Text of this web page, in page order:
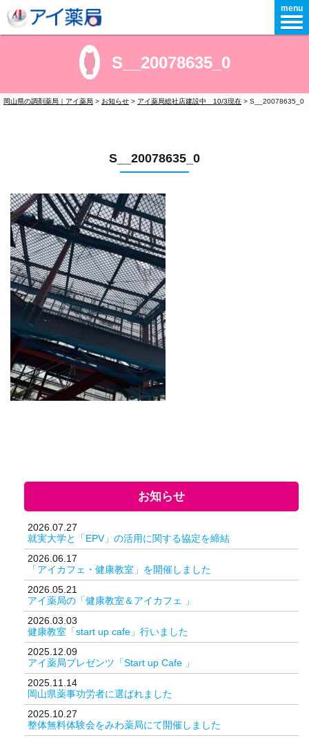
menu
S__20078635_0
岡山県の調剤薬局｜アイ薬局 > お知らせ > アイ薬局総社店建設中 10/3現在 > S__20078635_0
S__20078635_0
お知らせ
2026.07.27
就実大学と「EPV」の活用に関する協定を締結
2026.06.17
「アイカフェ・健康教室」を開催しました
2026.05.21
アイ薬局の「健康教室＆アイカフェ 」
2026.03.03
健康教室「start up cafe」行いました
2025.12.09
アイ薬局プレゼンツ「Start up Cafe 」
2025.11.14
岡山県薬事功労者に選ばれました
2025.10.27
整体無料体験会をみわ薬局にて開催しました